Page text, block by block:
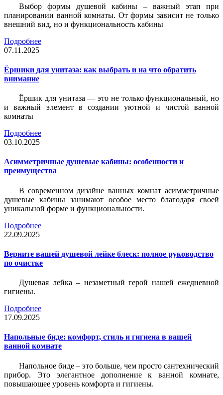
Выбор формы душевой кабины – важный этап при
планировании ванной комнаты. От формы зависит не только
внешний вид, но и функциональность кабины
Подробнее
07.11.2025
Ёршики для унитаза: как выбрать и на что обратить
внимание
Ёршик для унитаза — это не только функциональный, но
и важный элемент в создании уютной и чистой ванной
комнаты
Подробнее
03.10.2025
Асимметричные душевые кабины: особенности и
преимущества
В современном дизайне ванных комнат асимметричные
душевые кабины занимают особое место благодаря своей
уникальной форме и функциональности.
Подробнее
22.09.2025
Верните вашей душевой лейке блеск: полное руководство
по очистке
Душевая лейка – незаметный герой нашей ежедневной
гигиены.
Подробнее
17.09.2025
Напольные биде: комфорт, стиль и гигиена в вашей
ванной комнате
Напольное биде – это больше, чем просто сантехнический
прибор. Это элегантное дополнение к ванной комнате,
повышающее уровень комфорта и гигиены.